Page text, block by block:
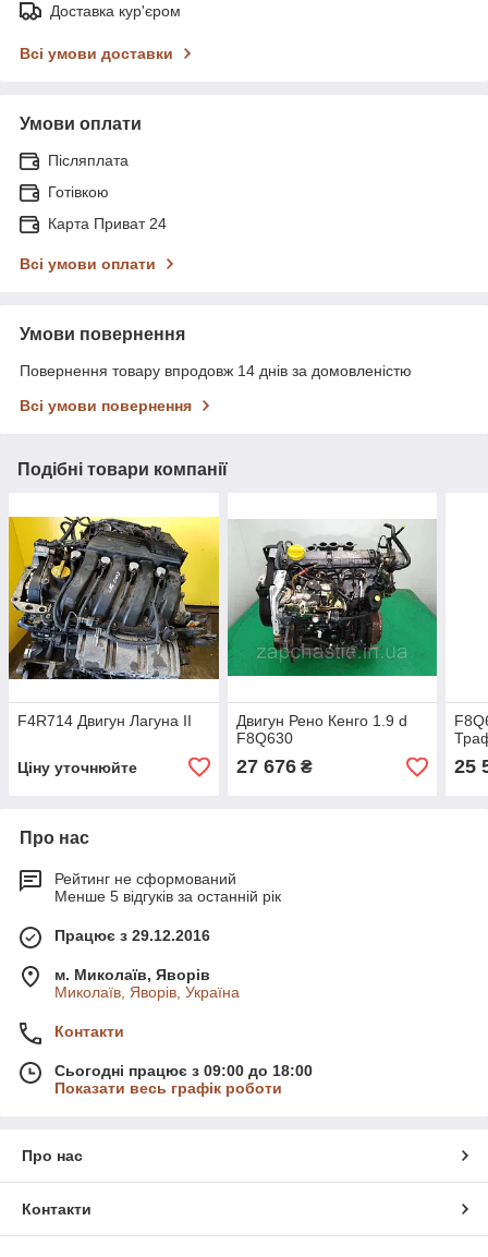
Доставка кур'єром
Всі умови доставки
Умови оплати
Післяплата
Готівкою
Карта Приват 24
Всі умови оплати
Умови повернення
Повернення товару впродовж 14 днів за домовленістю
Всі умови повернення
Подібні товари компанії
F4R714 Двигун Лагуна II
Ціну уточнюйте
Двигун Рено Кенго 1.9 d
F8Q630
27 676₴ 25
Про нас
Рейтинг не сформований
Менше 5 відгуків за останній рік
Працює з 29.12.2016
м. Миколаїв, Яворів
Миколаїв, Яворів, Україна
Контакти
Сьогодні працює з 09:00 до 18:00
Показати весь графік роботи
Про нас
Контакти